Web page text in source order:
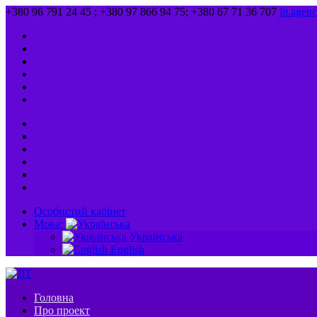
+380 96 791 24 45 ; +380 97 866 94 75; +380 67 71 36 707
Особистий кабінет
Мова:
Українська
English
Головна
Про проект